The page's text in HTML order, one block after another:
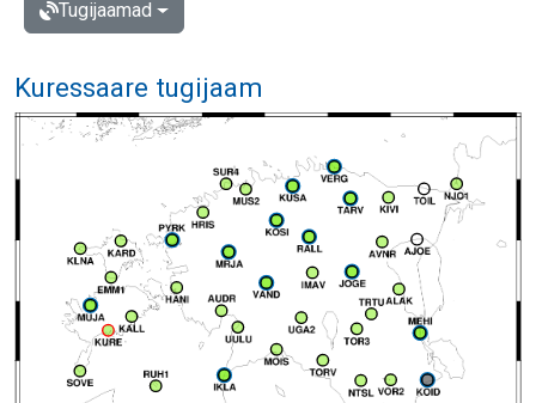
Tugijaamad
Kuressaare tugijaam